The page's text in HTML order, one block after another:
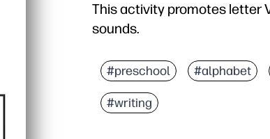
This activity promotes letter
sounds.
#preschool #alphabet
#writing